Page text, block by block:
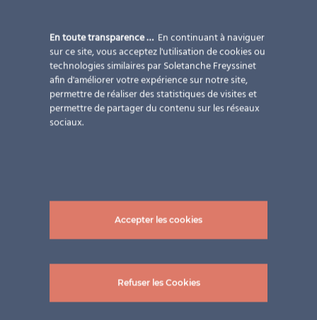
En toute transparence … En continuant à naviguer
sur ce site, vous acceptez l'utilisation de cookies ou
technologies similaires par Soletanche Freyssinet
afin d'améliorer votre expérience sur notre site,
permettre de réaliser des statistiques de visites et
permettre de partager du contenu sur les réseaux
sociaux.
Accepter les cookies
Refuser les Cookies